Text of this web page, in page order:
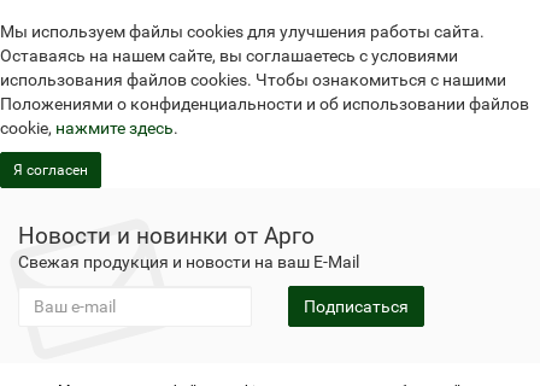
Мы используем файлы cookies для улучшения работы сайта.
Оставаясь на нашем сайте, вы соглашаетесь с условиями
использования файлов cookies. Чтобы ознакомиться с нашими
Положениями о конфиденциальности и об использовании файлов
cookie, нажмите здесь.
Я согласен
Новости и новинки от Арго
Свежая продукция и новости на ваш E-Mail
Подписаться